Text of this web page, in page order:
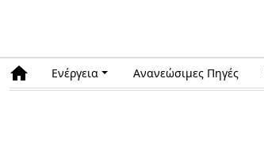
Ενέργεια Ανανεώσιμες Πηγές